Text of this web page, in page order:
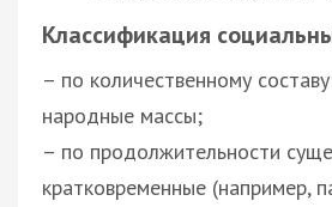
Классификация
– по количественному
народные массы;
– по продолжительности
кратковременные (например,